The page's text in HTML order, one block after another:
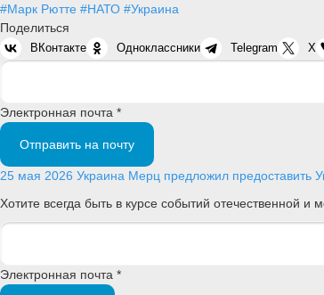
#Марк Рютте #НАТО #Украина
Поделиться
ВКонтакте Одноклассники Telegram X
Электронная почта *
Отправить на почту
25 мая 2026 Украина Мерц предложил предоставить
Хотите всегда быть в курсе событий отечественной
Электронная почта *